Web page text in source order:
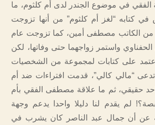
الفقي في موضوع الجندر لدى أم كلثوم، ما
في كتابه “لغز أم كلثوم” من أنها تزوجت
الكاتب مصطفى أمين، كما تزوجت عام
الحفناوي واستمر زواجهما حتى وفاتها، لكن
على كتابات لمجموعة من الشخصيات
تدعى “مالي كالي”، قدمت افتراءات ضد أم
حقيقي، ثم ما علاقة مصطفى الفقي بأم
لم يقدم لنا دليلا واحدا يدعم وجهة
عن أن جمال عبد الناصر كان يشرب في